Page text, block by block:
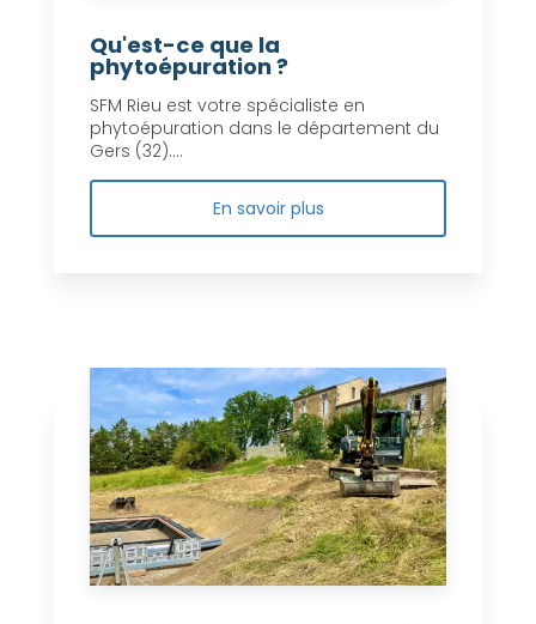
Qu'est-ce que la
phytoépuration ?
SFM Rieu est votre spécialiste en
phytoépuration dans le département du
Gers (32)....
En savoir plus